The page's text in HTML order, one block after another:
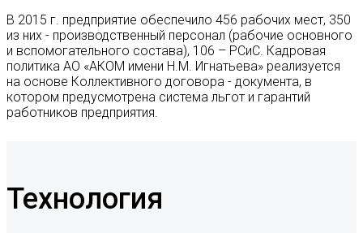
В 2015 г. предприятие обеспечило 456 рабочих мест, 350
из них - производственный персонал (рабочие основного
и вспомогательного состава), 106 – РСиС. Кадровая
политика АО «АКОМ имени Н.М. Игнатьева» реализуется
на основе Коллективного договора - документа, в
котором предусмотрена система льгот и гарантий
работников предприятия.
Технология